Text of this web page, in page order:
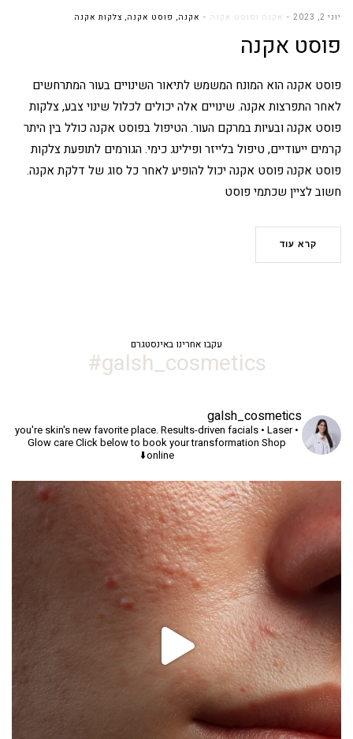
יוני 2, 2023 אקנה ופוסט אקנה אקנה, פוסט אקנה, צלקות אקנה
פוסט אקנה
פוסט אקנה הוא המונח המשמש לתיאור השינויים בעור המתרחשים
לאחר התפרצות אקנה. שינויים אלה יכולים לכלול שינוי צבע, צלקות
פוסט אקנה ובעיות במרקם העור. הטיפול בפוסט אקנה כולל בין היתר
קרמים ייעודיים, טיפול בלייזר ופילינג כימי. הגורמים לתופעת צלקות
פוסט אקנה פוסט אקנה יכול להופיע לאחר כל סוג של דלקת אקנה.
חשוב לציין שכתמי פוסט
קרא עוד
עקבו אחרינו באינסטגרם
galsh_cosmetics#
galsh_cosmetics
you're skin's new favorite place.Results-driven facials • Laser •
Glow careClick below to book your transformation Shop
online⬇️